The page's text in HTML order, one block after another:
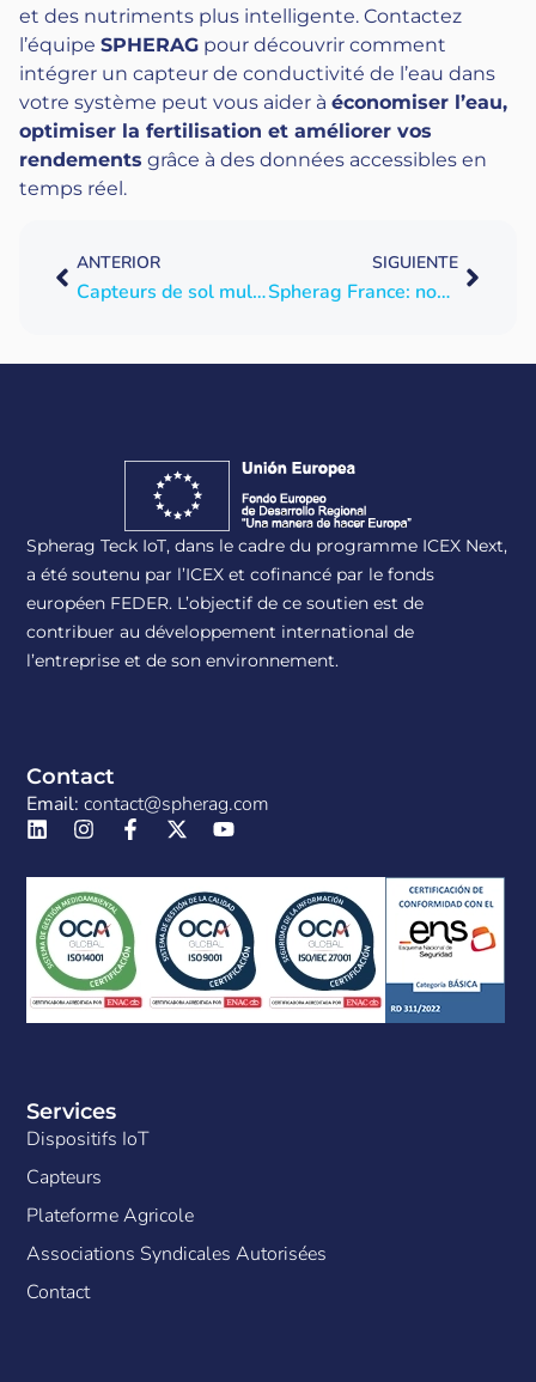
et des nutriments plus intelligente. Contactez
l’équipe SPHERAG pour découvrir comment
intégrer un capteur de conductivité de l’eau dans
votre système peut vous aider à économiser l’eau,
optimiser la fertilisation et améliorer vos
rendements grâce à des données accessibles en
temps réel.
ANTERIOR
Capteurs de sol multiniveaux pour une irrigation agricole intelligente
SIGUIENTE
Spherag France: nouvelle étape, même objectif
Spherag Teck IoT, dans le cadre du programme ICEX Next,
a été soutenu par l’ICEX et cofinancé par le fonds
européen FEDER. L’objectif de ce soutien est de
contribuer au développement international de
l’entreprise et de son environnement.
Services
Dispositifs IoT
Capteurs
Plateforme Agricole
Associations Syndicales Autorisées
Contact
Contact
Email: contact@spherag.com